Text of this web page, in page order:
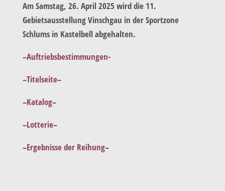
Am Samstag, 26. April 2025 wird die 11.
Gebietsausstellung Vinschgau in der Sportzone
Schlums in Kastelbell abgehalten.
–Auftriebsbestimmungen-
–Titelseite–
–Katalog–
–Lotterie–
–Ergebnisse der Reihung–